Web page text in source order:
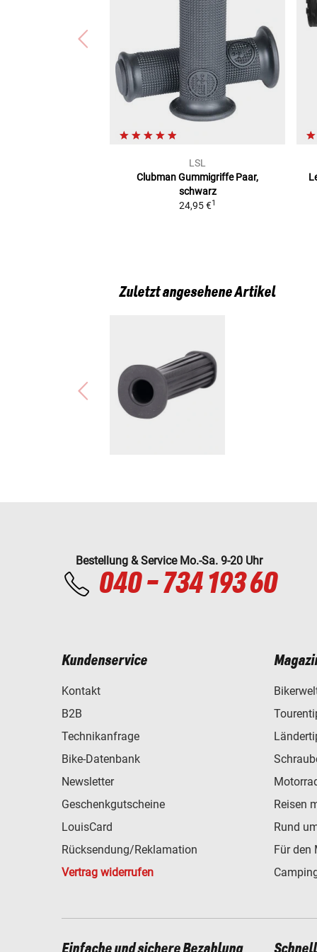
BMW R 100 GS PARIS DAKAR (0474/0484)
BMW R 65 / LS (0358/0359/248)
BMW R 65 G/S (0482)
BMW R 80 G/S (0346)
BMW R 80 RT (0444)
BMW R 100 RS (0306)
BMW R 65 (EINARMSCHWINGE) (247/85)
BMW R 45 (0351)
BMW R 100 R MYSTIC (0493)
LSL
Clubman Gummigriffe Paar,
schwarz
24,95 €1
Zuletzt angesehene Artikel
Bestellung & Service Mo.-Sa. 9-20 Uhr
040 - 734 193 60
Kundenservice
Kontakt
B2B
Technikanfrage
Bike-Datenbank
Newsletter
Geschenkgutscheine
LouisCard
Rücksendung/Reklamation
Vertrag widerrufen
Reisen
Rund
Für den